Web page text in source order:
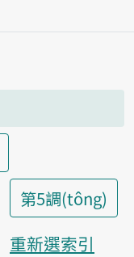
第5調(tông)
重新選索引